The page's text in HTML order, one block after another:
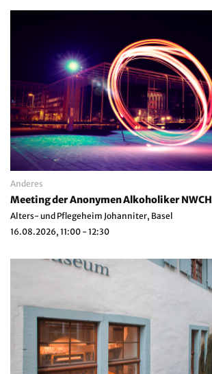
Anderes
Meeting der Anonymen Alkoholiker NWCH
Alters- und Pflegeheim Johanniter, Basel
16.08.2026, 11:00 - 12:30